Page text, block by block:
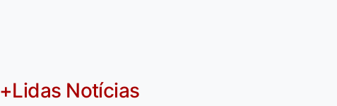
+Lidas Notícias